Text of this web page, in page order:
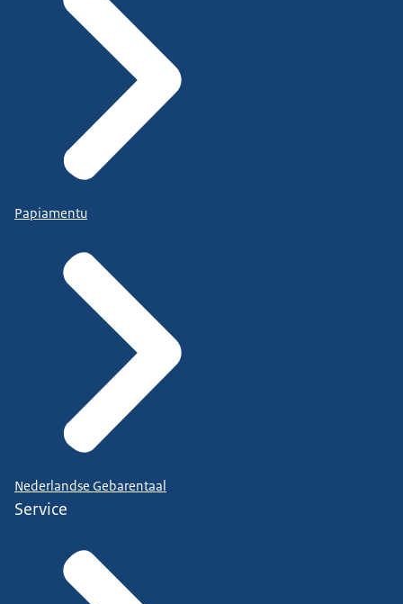
Papiamentu
Nederlandse Gebarentaal
Service